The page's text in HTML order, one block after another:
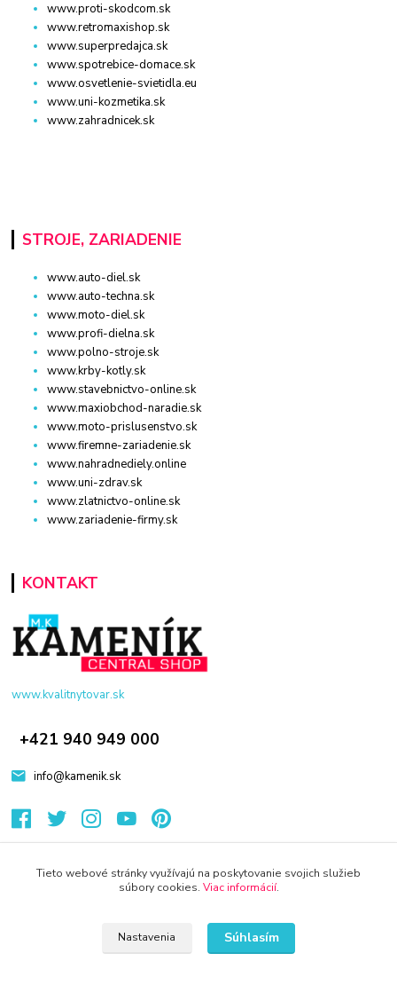
www.proti-skodcom.sk
www.retromaxishop.sk
www.superpredajca.sk
www.spotrebice-domace.sk
www.osvetlenie-svietidla.eu
www.uni-kozmetika.sk
www.zahradnicek.sk
STROJE, ZARIADENIE
www.auto-diel.sk
www.auto-techna.sk
www.moto-diel.sk
www.profi-dielna.sk
www.polno-stroje.sk
www.krby-kotly.sk
www.stavebnictvo-online.sk
www.maxiobchod-naradie.sk
www.moto-prislusenstvo.sk
www.firemne-zariadenie.sk
www.nahradnediely.online
www.uni-zdrav.sk
www.zlatnictvo-online.sk
www.zariadenie-firmy.sk
KONTAKT
www.kvalitnytovar.sk
+421 940 949 000
info@kamenik.sk
Tieto webové stránky využívajú na poskytovanie svojich služieb
súbory cookies. Viac informácií.
Nastavenia Súhlasím